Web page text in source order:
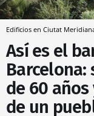
Edificios en Ciutat
Así es el
Barcelona:
de 60
de un